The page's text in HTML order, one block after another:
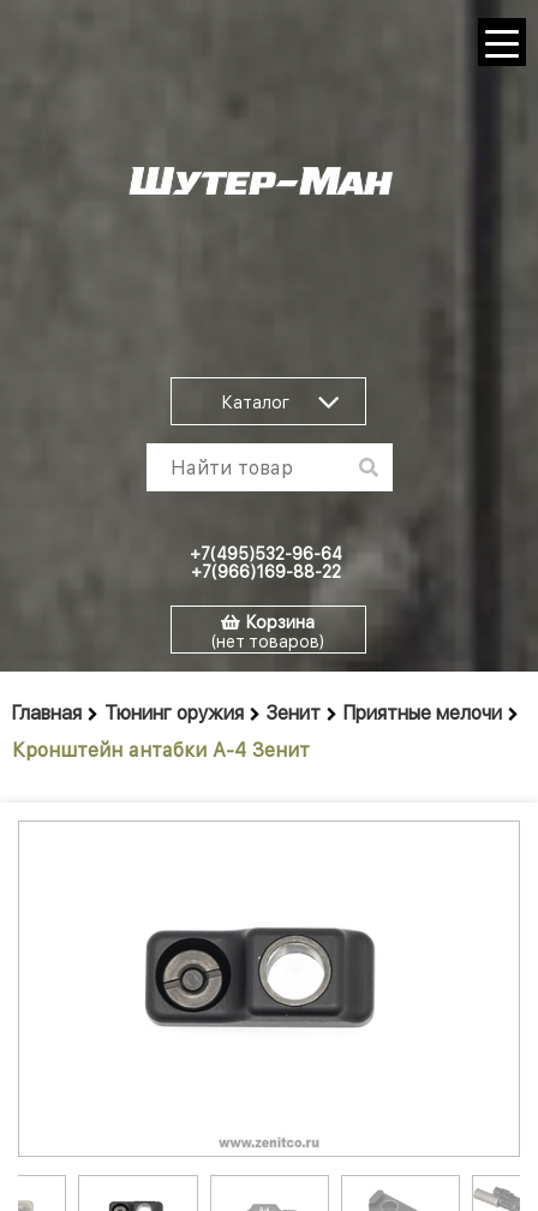
Каталог
+7(495)532-96-64
+7(966)169-88-22
Корзина
(нет товаров)
Главная Тюнинг оружия Зенит
Приятные мелочи
Кронштейн антабки А-4 Зенит